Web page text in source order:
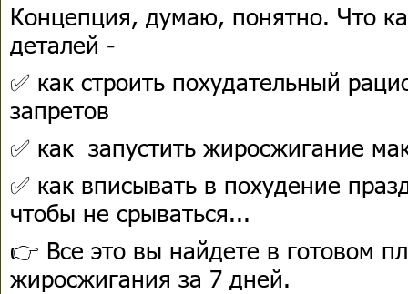
Концепция, думаю, понятно. Что
деталей -
✅ как строить похудательный
запретов
✅ как запустить жиросжигание
✅ как вписывать в похудение
чтобы не срываться...
👉 Все это вы найдете в готовом
жиросжигания за 7 дней.